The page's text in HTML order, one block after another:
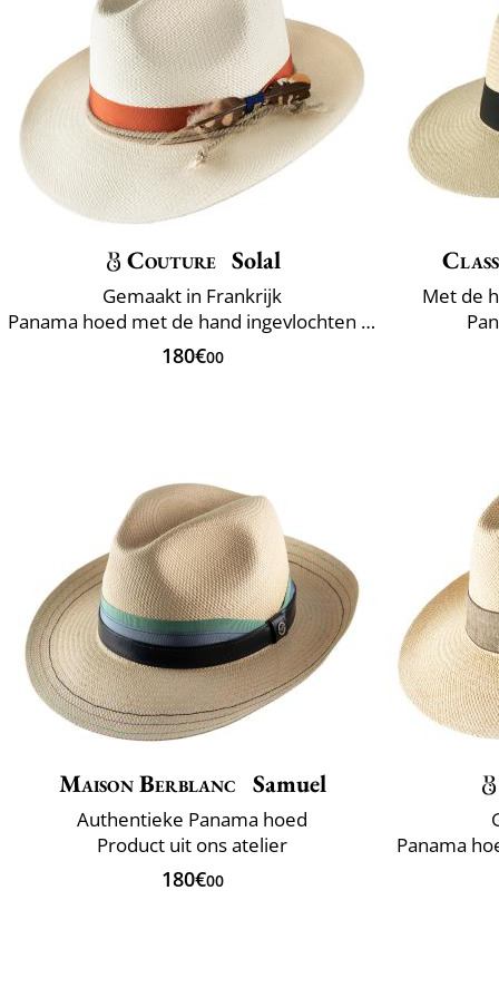
Couture Solal
Gemaakt in Frankrijk
Panama hoed met de hand ingevlochten Ecuador
180€00
Met de
Maison Berblanc Samuel
Authentieke Panama hoed
Product uit ons atelier
180€00